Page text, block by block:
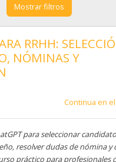
Mostrar filtros
RRHH:
NÓMINAS Y
Continua en
para seleccionar
resolver dudas de nómina y
práctico para profesionales